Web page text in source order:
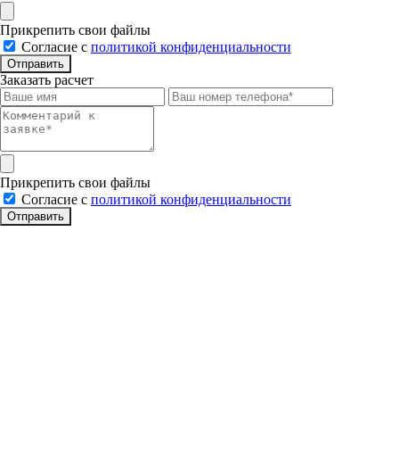
Прикрепить свои файлы
Cогласие с политикой конфиденциальности
Отправить
Заказать расчет
Прикрепить свои файлы
Cогласие с политикой конфиденциальности
Отправить